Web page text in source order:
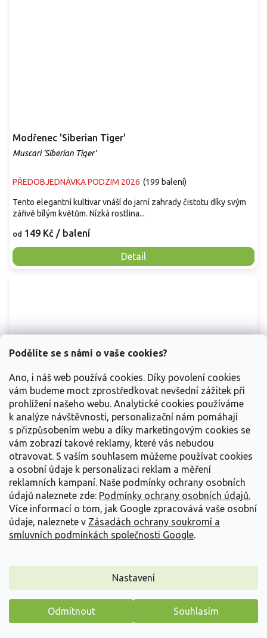
Podělíte se s námi o vaše cookies?
Ano, i náš web používá cookies. Díky povolení cookies
vám budeme moct zprostředkovat nevšední zážitek při
prohlížení našeho webu. Analytické cookies používáme
k analýze návštěvnosti, personalizační nám pomáhají
s přizpůsobením webu a díky marketingovým cookies se
vám zobrazí takové reklamy, které vás nebudou
otravovat. S vaším souhlasem můžeme používat cookies
a osobní údaje k personalizaci reklam a měření
reklamních kampaní. Naše podmínky ochrany osobních
údajů naleznete zde: Podmínky ochrany osobních údajů.
Více informací o tom, jak Google zpracovává vaše osobní
údaje, naleznete v Zásadách ochrany soukromí a
smluvních podmínkách společnosti Google.
Nastavení
Odmítnout Souhlasím
Modřenec 'Siberian Tiger'
Muscari 'Siberian Tiger'
PŘEDOBJEDNÁVKA PODZIM 2026 (199 balení)
od 149 Kč / balení
Detail
Tento elegantní kultivar vnáší do jarní zahrady čistotu díky svým
zářivě bílým květům. Nízká rostlina...
Modřenec arménský
Muscari armeniacum
PŘEDOBJEDNÁVKA PODZIM 2026 (100 balení)
Sytě modré hrozny květů vytvoří na jaře výrazný koberec v
záhonu i trávníku. Nízká cibulovina dorůstá...
Máme pro vás malý dárek